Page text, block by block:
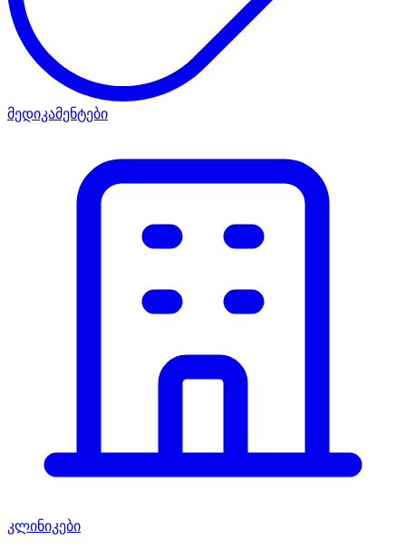
მედიკამენტები
კლინიკები